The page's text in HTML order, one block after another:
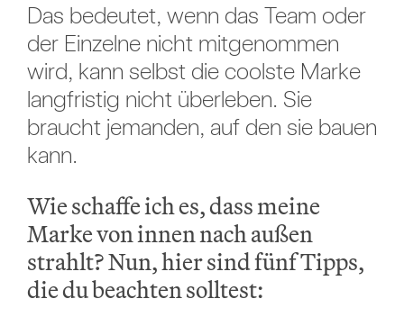
Das bedeutet, wenn das Team oder
der Einzelne nicht mitgenommen
wird, kann selbst die coolste Marke
langfristig nicht überleben. Sie
braucht jemanden, auf den sie bauen
kann.
Wie schaffe ich es, dass meine
Marke von innen nach außen
strahlt? Nun, hier sind fünf Tipps,
die du beachten solltest: